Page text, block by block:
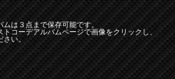
は３点まで保存可能です。
コーデアルバムページで画像をクリックし、
い。